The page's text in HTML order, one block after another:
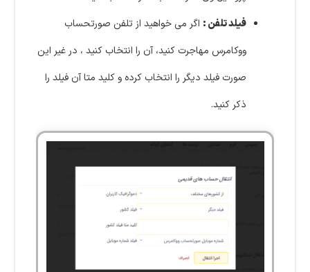
فیلد تلفن : اگر می خواهید از تلفن صورتحساب
ووکامرس مهاجرت کنید، آن را انتخاب کنید ، در غیر این
صورت فیلد دیگر را انتخاب کرده و کلید متا آن فیلد را
ذکر کنید.